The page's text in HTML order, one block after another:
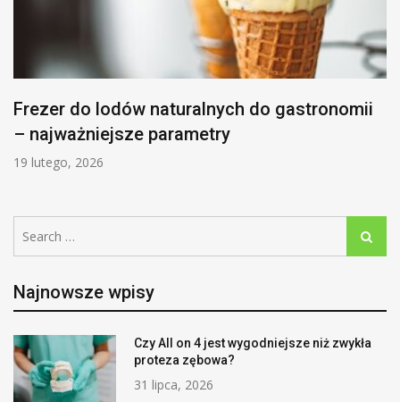
Frezer do lodów naturalnych do gastronomii
– najważniejsze parametry
19 lutego, 2026
for:
Search
Najnowsze wpisy
Czy All on 4 jest wygodniejsze niż zwykła
proteza zębowa?
31 lipca, 2026